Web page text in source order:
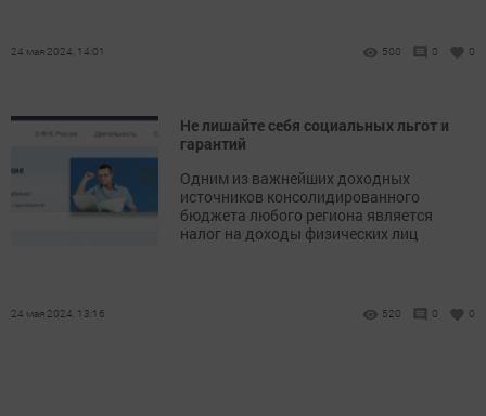
24 мая 2024, 14:01 500 0 0
Не лишайте себя социальных льгот и
гарантий
Одним из важнейших доходных
источников консолидированного
бюджета любого региона является
налог на доходы физических лиц
24 мая 2024, 13:16 520 0 0